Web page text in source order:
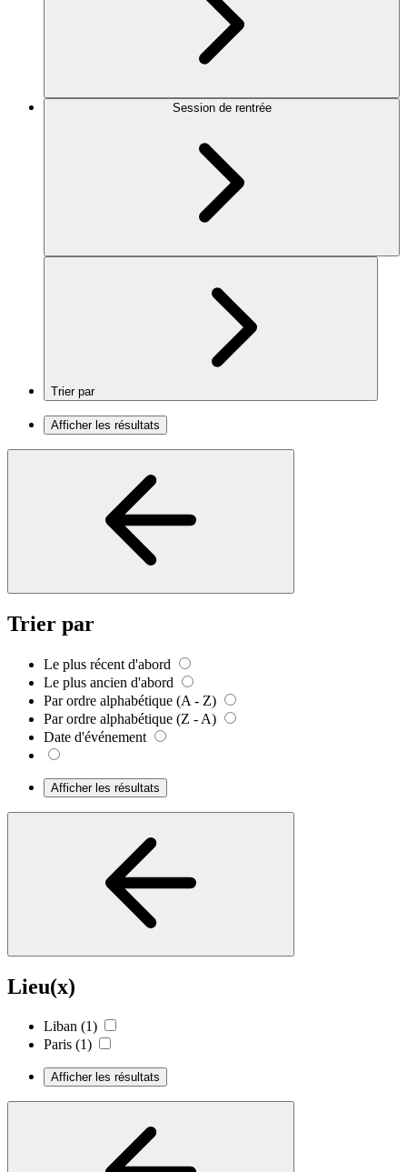
Session de rentrée
Trier par
Afficher les résultats
Trier par
Le plus récent d'abord
Le plus ancien d'abord
Par ordre alphabétique (A - Z)
Par ordre alphabétique (Z - A)
Date d'événement
Afficher les résultats
Lieu(x)
Liban (1)
Paris (1)
Afficher les résultats